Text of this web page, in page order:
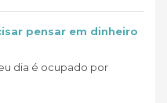
pensar em dinheiro
dia é ocupado por